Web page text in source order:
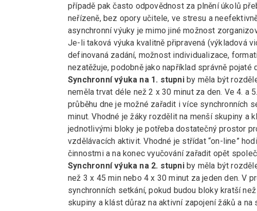
případě pak často odpovědnost za plnění úkolů
neřízeně, bez opory učitele, ve stresu a
asynchronní výuky je mimo jiné možnost
Je-li taková výuka kvalitně připravená (výkladová
definovaná zadání, možnost individualizace,
nezatěžuje, podobně jako například správně pojaté
Synchronní výuka na 1. stupniby měla být
neměla trvat déle než 2 x 30 minut za den. Ve 4. a
průběhu dne je možné zařadit i více synchronních
minut. Vhodné je žáky rozdělit na menší skupiny a
jednotlivými bloky je potřeba dostatečný prostor
vzdělávacích aktivit. Vhodné je střídat “on-line”
činnostmi a na konec vyučování zařadit opět
Synchronní výuka na 2. stupniby měla být
než 3 x 45 min nebo 4 x 30 minut za jeden den. V
synchronních setkání, pokud budou bloky kratší
skupiny a klást důraz na aktivní zapojení žáků a